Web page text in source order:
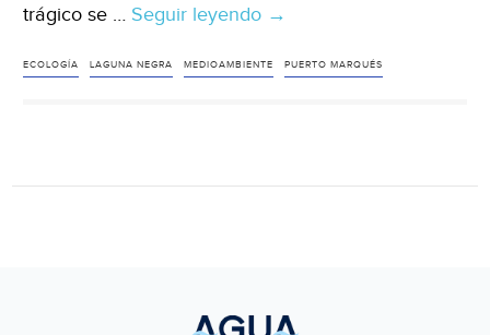
trágico se … Seguir leyendo Guerrero:
irreversible”,
Ambiente
→
ECOLOGÍA LAGUNA NEGRA MEDIOAMBIENTE PUERTO MARQUÉS